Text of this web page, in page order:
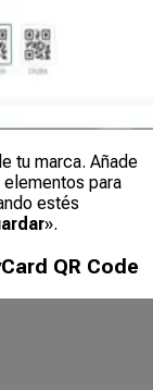
tu marca. Añade
para
estés
».
QR Code